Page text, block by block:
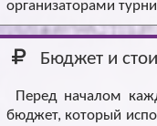
организаторами
Бюджет и
Перед началом
бюджет, который